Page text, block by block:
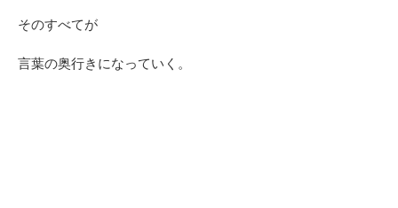
そのすべてが
言葉の奥行きになっていく。